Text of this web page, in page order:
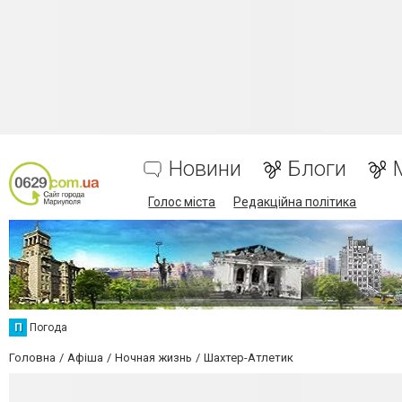
Новини Блоги
Голос міста Редакційна політика
П Погода
Головна Афіша Ночная жизнь Шахтер-Атлетик